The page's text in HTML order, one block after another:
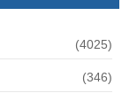
(4025)
(346)